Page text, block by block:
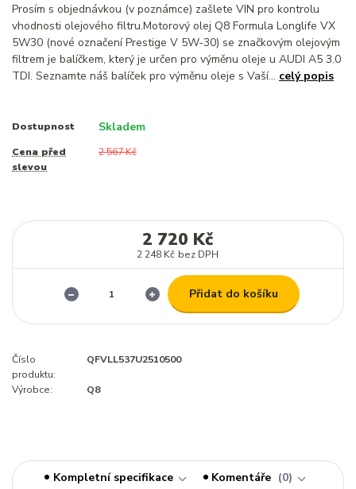
Prosím s objednávkou (v poznámce) zašlete VIN pro kontrolu
vhodnosti olejového filtru.Motorový olej Q8 Formula Longlife VX
5W30 (nové označení Prestige V 5W-30) se značkovým olejovým
filtrem je balíčkem, který je určen pro výměnu oleje u AUDI A5 3.0
TDI. Seznamte náš balíček pro výměnu oleje s Vaší... celý popis
Dostupnost Skladem
Cena před
slevou
2 567 Kč
2 720 Kč
2 248 Kč bez DPH
Přidat do košíku
Číslo
produktu:
QFVLL537U2510500
Výrobce: Q8
Kompletní specifikace Komentáře
0